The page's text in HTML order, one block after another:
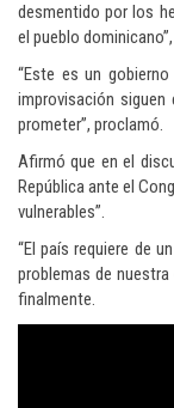
desmentido por los
el pueblo
“Este es un
improvisación siguen
prometer”, proclamó.
Afirmó que en el
República ante el
vulnerables”.
“El país requiere de
problemas de nuestra
finalmente.